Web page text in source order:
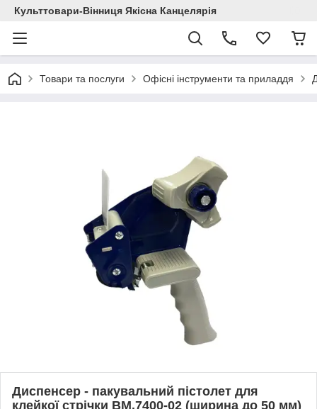
Культтовари-Вінниця Якісна Канцелярія
Товари та послуги Офісні інструменти та приладдя
Диспенсер - пакувальний пістолет для
клейкої стрічки BM.7400-02 (ширина до 50 мм)